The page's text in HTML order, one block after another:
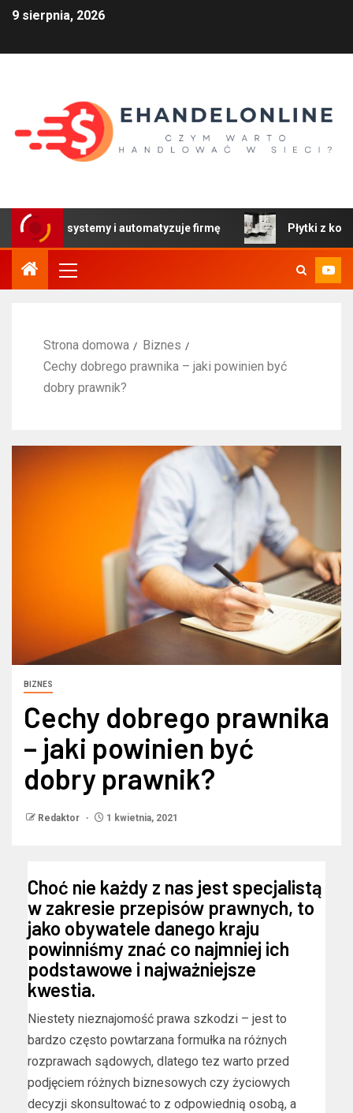
9 sierpnia, 2026
systemy i automatyzuje firmę Płytki z kolekcji
Strona domowa
Biznes
Cechy dobrego prawnika – jaki powinien być
dobry prawnik?
BIZNES
Cechy dobrego prawnika
– jaki powinien być
dobry prawnik?
Redaktor 1 kwietnia, 2021
Choć nie każdy z nas jest specjalistą
w zakresie przepisów prawnych, to
jako obywatele danego kraju
powinniśmy znać co najmniej ich
podstawowe i najważniejsze
kwestia.
Niestety nieznajomość prawa szkodzi – jest to
bardzo często powtarzana formułka na różnych
rozprawach sądowych, dlatego tez warto przed
podjęciem różnych biznesowych czy życiowych
decyzji skonsultować to z odpowiednią osobą, a